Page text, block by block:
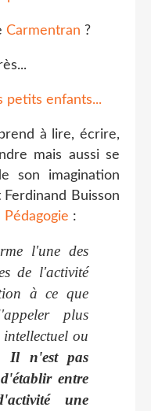
Carmentran ?
à lire, écrire,
mais aussi se
son imagination
Buisson
:
l'une des
de l'activité
à ce que
plus
ou
Il n'est pas
entre
une